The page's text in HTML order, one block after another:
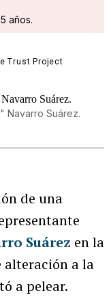
años.
Navarro Suárez.
de una
Suárez en la
alteración a la
a pelear.